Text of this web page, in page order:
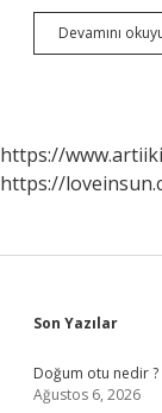
Devamını
https://
https://
Son Yazılar
Doğum otu nedir ?
Ağustos 6, 2026